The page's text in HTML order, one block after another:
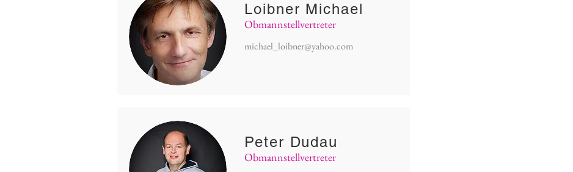
Obmannstellvertreter
Loibner Michael
michael_loibner@yahoo.com
Obmannstellvertreter
Peter Dudau